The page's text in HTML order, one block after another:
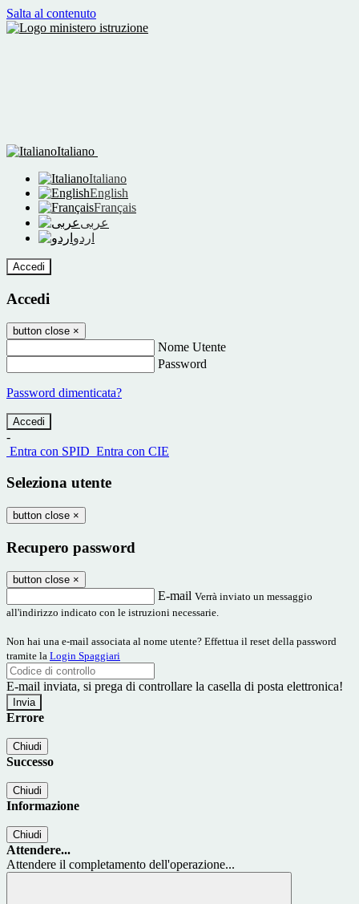
Salta al contenuto
Italiano
Italiano
English
Français
عربى
اردو
Accedi
Accedi
button close ×
Nome Utente
Password
Password dimenticata?
-
Entra con SPID Entra con CIE
Seleziona utente
button close ×
Recupero password
button close ×
E-mail Verrà inviato un messaggio
all'indirizzo indicato con le istruzioni necessarie.
Non hai una e-mail associata al nome utente? Effettua il reset della password
tramite la Login Spaggiari
E-mail inviata, si prega di controllare la casella di posta elettronica!
Errore
Chiudi
Successo
Chiudi
Informazione
Chiudi
Attendere...
Attendere il completamento dell'operazione...